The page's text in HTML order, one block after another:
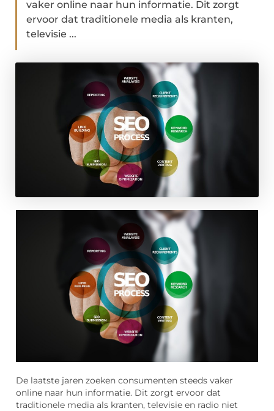
vaker online naar hun informatie. Dit zorgt
ervoor dat traditionele media als kranten,
televisie ...
De laatste jaren zoeken consumenten steeds vaker
online naar hun informatie. Dit zorgt ervoor dat
traditionele media als kranten, televisie en radio niet